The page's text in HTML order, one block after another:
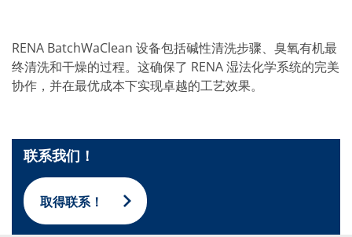
工艺技术
TruEtch - 金属蚀刻
FluidJet - 金属剥离
SiEtch - KOH 蚀刻
电镀
晶圆剥离
Battery Technology
Advanced chemical Etching
专有软件
FlowLogX - 智能连接平台
RENA BatchWaClean 设备包括碱性清洗步骤、臭氧有机最
终清洗和干燥的过程。这确保了 RENA 湿法化学系统的完美
协作，并在最优成本下实现卓越的工艺效果。
联系我们！
取得联系！